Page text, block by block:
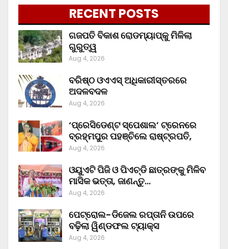
RECENT POSTS
ଗଜପତି ବିକାଶ ରୋଡମ୍ୟାପ୍‌କୁ ମିଳିଲା
ଗୁରୁତ୍ୱ
Aug 4, 2026
ବରିଷ୍ଠ ଓଏଏସ୍‌ ଅଧିକାରୀସ୍ତରରେ
ଅଦଳବଦଳ
Aug 4, 2026
‘ପ୍ରେସିଡେଣ୍ଟ ସ୍ପେଶାଲ’ ଟ୍ରେନରେ
ବ୍ରହ୍ମପୁର ପହଞ୍ଚିଲେ ରାଷ୍ଟ୍ରପତି,
Aug 4, 2026
ଓୟୁଏଟି ପିଜି ଓ ପିଏଚ୍‌ଡି ଛାତ୍ରଙ୍କୁ ମିଳିବ
ମାସିକ ଭତ୍ତା, ଜାଣନ୍ତୁ…
Aug 4, 2026
ପେଟ୍ରୋଲ-ଡିଜେଲ ରପ୍ତାନି ଉପରେ
ବଢ଼ିଲା ୱିଣ୍ଡଫଲ ଟ୍ୟାକ୍ସ
Aug 4, 2026